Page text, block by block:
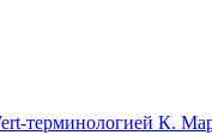
терминологией К.